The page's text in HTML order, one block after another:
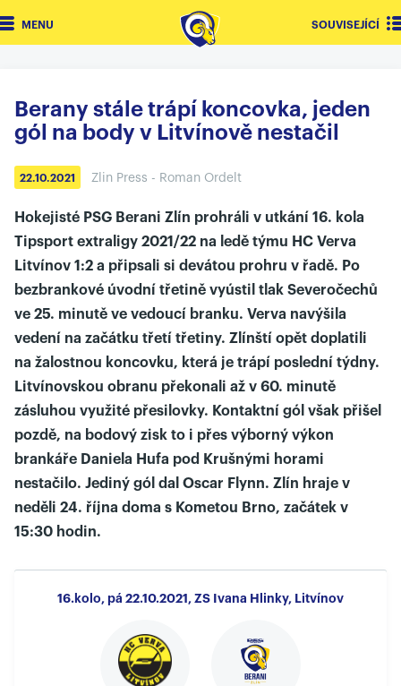
MENU SOUVISEJÍCÍ
Berany stále trápí koncovka, jeden
gól na body v Litvínově nestačil
22.10.2021 Zlin Press - Roman Ordelt
Hokejisté PSG Berani Zlín prohráli v utkání 16. kola
Tipsport extraligy 2021/22 na ledě týmu HC Verva
Litvínov 1:2 a připsali si devátou prohru v řadě. Po
bezbrankové úvodní třetině vyústil tlak Severočechů
ve 25. minutě ve vedoucí branku. Verva navýšila
vedení na začátku třetí třetiny. Zlínští opět doplatili
na žalostnou koncovku, která je trápí poslední týdny.
Litvínovskou obranu překonali až v 60. minutě
zásluhou využité přesilovky. Kontaktní gól však přišel
pozdě, na bodový zisk to i přes výborný výkon
brankáře Daniela Hufa pod Krušnými horami
nestačilo. Jediný gól dal Oscar Flynn. Zlín hraje v
neděli 24. října doma s Kometou Brno, začátek v
15:30 hodin.
16.kolo, pá 22.10.2021, ZS Ivana Hlinky, Litvínov